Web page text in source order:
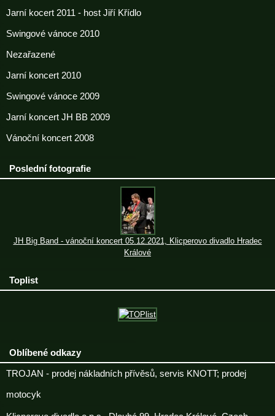
Jarní kocert 2011 - host Jiří Křídlo
Swingové vánoce 2010
Nezařazené
Jarní koncert 2010
Swingové vánoce 2009
Jarní koncert JH BB 2009
Vánoční koncert 2008
Poslední fotografie
JH Big Band - vánoční koncert 05.12.2021, Klicperovo divadlo Hradec
Králové
Toplist
Oblíbené odkazy
TROJAN - prodej nákladních přívěsů, servis KNOTT; prodej
motocyk